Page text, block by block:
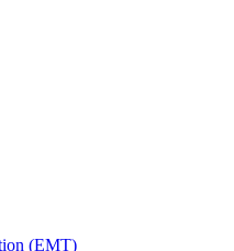
(EMT)